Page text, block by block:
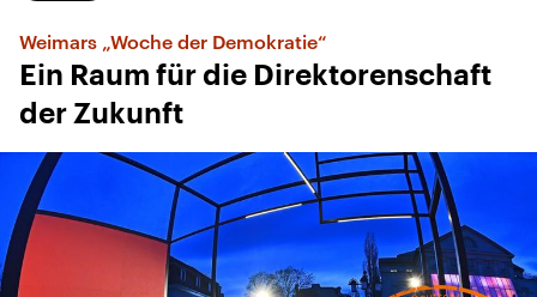
Weimars „Woche der Demokratie“
Ein Raum für die Direktorenschaft
der Zukunft